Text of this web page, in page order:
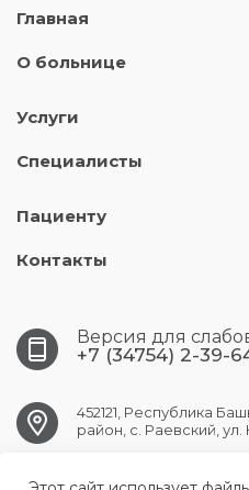
Главная
О больнице
Услуги
Специалисты
Пациенту
Контакты
Версия для
+7 (34754) 2-39-
452121, Республика
район, с. Раевский, ул.